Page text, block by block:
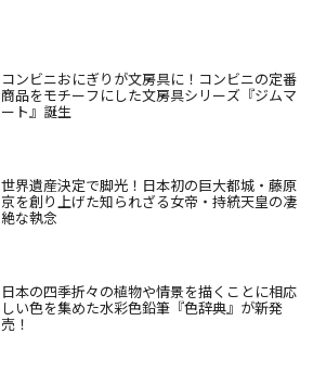
コンビニおにぎりが文房具に！コンビニの定番
商品をモチーフにした文房具シリーズ『ジムマ
ート』誕生
世界遺産決定で脚光！日本初の巨大都城・藤原
京を創り上げた知られざる女帝・持統天皇の凄
絶な執念
日本の四季折々の植物や情景を描くことに相応
しい色を集めた水彩色鉛筆『色辞典』が新発
売！